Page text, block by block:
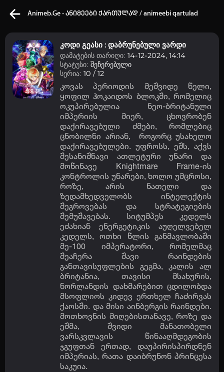
Animeb.Ge - ანიმეები ქართულად / animeebi qartulad
კვირის ტოპ 3 მოძებნადი სიტყვა
One piece SOLO LEVELING My Hero Academia
თქვენი ძიების ისტორია
ისტორია ცარიელია
სრული ისტორიის გასუფთავება
ავტორიზაცია
არ გაქვს ექაუნთი?დარეგისტრირდი
ან
მომხმარებელი:
პაროლი: დაგავიწყდა პაროლი?
არ დაიმახსოვრო
კოდი გეასი : დაბრუნებული ვარდი
დამატების თარიღი: 14-12-2024, 14:14
სტატუსი: შეჩერებული
სერია: 10 / 12
კოვას პერიოდის მეშვიდე წელი,
ყოფილ ჰოკაიდოს ბლოკში, რომელიც
ოკუპირებულია ნეო-ბრიტანული
იმპერიის მიერ, ცხოვრობენ
დაქირავებული ძმები, რომლებიც
ცნობილნი არიან, როგორც უსახელო
დაქირავებულები. უფროსს, ეშს, აქვს
შესანიშნავი ათლეტური უნარი და
მოწინავე Knightmare Frame-ის
კონტროლის უნარები, ხოლო უმცროსი,
როზე, არის ნათელი და
ზედამხედველობს ინტელექტის
შეგროვებას და სტრატეგიების
შემუშავებას. სიტუმპეს კედელს
ეძახიან ენერგეტიკის აუღელვებელ
კედელს, ოთხი წლის განმავლობაში
მე-100 იმპერატორი, რომელმაც
შეაჩერა შავი რაინდების
განთავისუფლების გეგმა, კალის ალ
ბრიტანია, თავისი მსახურის,
ნორლანდის დახმარებით ცდილობდა
მსოფლიოს კიდევ ერთხელ ჩაძირვას
ქაოსში. და მისი აინბერგის რაინდები.
მოთხოვნის მიღებისთანავე, როზე და
ეშმა, შვიდი მანათობელი
ვარსკვლავის წინააღმდეგობის
ჯგუფთან ერთად, დაუპირისპირდნენ
იმპერიას, რათა დაიბრუნონ პრინცესა
საკუია.